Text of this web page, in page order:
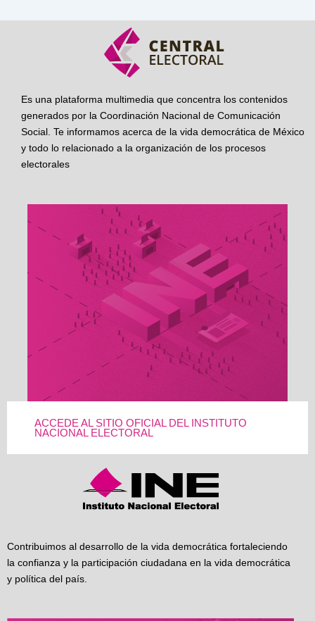
Es una plataforma multimedia que concentra los contenidos
generados por la Coordinación Nacional de Comunicación
Social. Te informamos acerca de la vida democrática de México
y todo lo relacionado a la organización de los procesos
electorales
ACCEDE AL SITIO OFICIAL DEL INSTITUTO
NACIONAL ELECTORAL
Contribuimos al desarrollo de la vida democrática fortaleciendo
la confianza y la participación ciudadana en la vida democrática
y política del país.